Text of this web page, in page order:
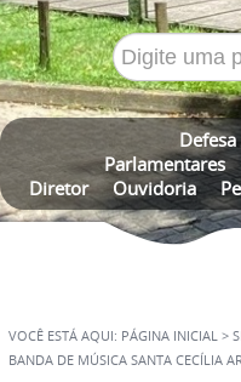
Parlamentares
Diretor
Ouvidoria
VOCÊ ESTÁ AQUI: PÁGINA INICIAL >
BANDA DE MÚSICA SANTA CECÍLIA